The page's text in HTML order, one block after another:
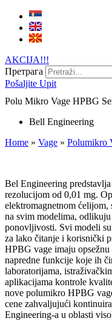
AKCIJA!!!
Претрага
Pošaljite Upit
Polu Mikro Vage HPBG
Bell Engineering
Home » Vage » Polumikro
Bel Engineering
rezolucijom od 0,01 mg.
elektromagnetnom
na svim modelima,
ponovljivosti. Svi modeli
za lako čitanje i korisnički
HPBG vage imaju opsežnu
napredne funkcije koje ih
laboratorijama,
aplikacijama kontrole
nove polumikro HPBG
cene zahvaljujući
Engineering-a u oblasti